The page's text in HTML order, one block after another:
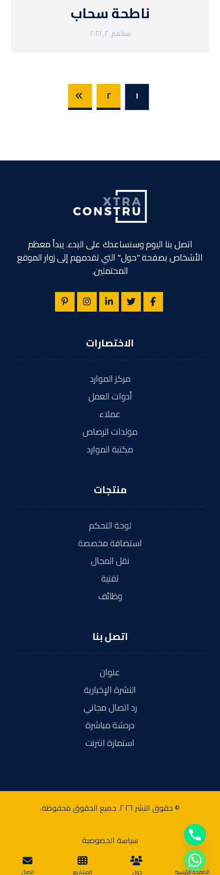
ناطحة سحاب
سبتمبر ٢٠, ٢٠٢١
١ ٢
اتصل بنا اليوم وسنساعدك على البدء. يبدأ معظم
الأشخاص بصفحة "حول" التي تقدمهم إلى زوار الموقع
المحتملين.
الاختصارات
مركز الموارد
أدوات العمل
عملاء
مولدات الرصاص
مكتبة الموارد
منتجات
لوحة التحكم
استضافة مخصصة
نقل المجال
تقنية
وظائف
اتصل بنا
عنوان
النشرة الإخبارية
رد اتصال مجاني
دردشة مباشرة
استمارة انترنت
© حقوق النشر ٢٠٢٦. جميع الحقوق محفوظة.
سياسة الخصوصية
الصفحة الرئيسية حول المشاريع اتصال